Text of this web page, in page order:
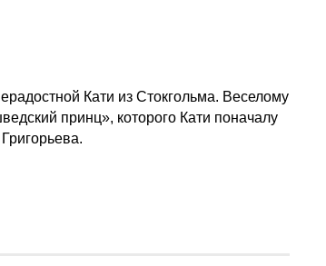
Кати из Стокгольма. Веселому
принц», которого Кати поначалу